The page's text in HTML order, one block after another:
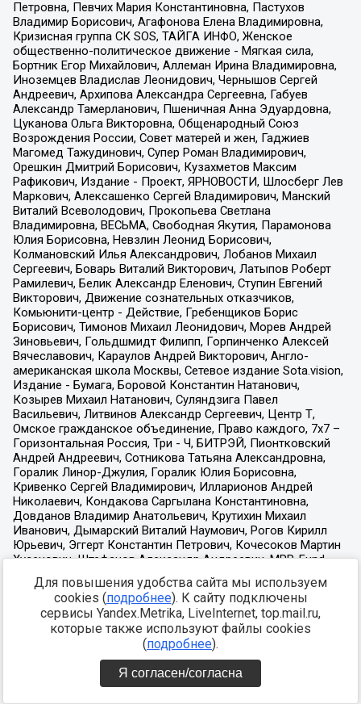
Для повышения удобства сайта мы используем
cookies (подробнее). К сайту подключены
сервисы Yandex.Metrika, LiveInternet, top.mail.ru,
которые также используют файлы cookies
(подробнее).
Я согласен/согласна